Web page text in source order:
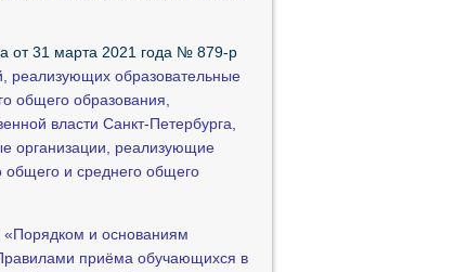
от 31 марта 2021 года № 879-р
реализующих образовательные
общего образования,
власти Санкт-Петербурга,
организации, реализующие
общего и среднего общего
«Порядком и основаниям
приёма обучающихся в